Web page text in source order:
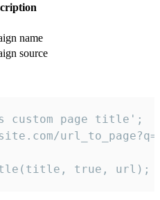
name
source
page title';
true, url);